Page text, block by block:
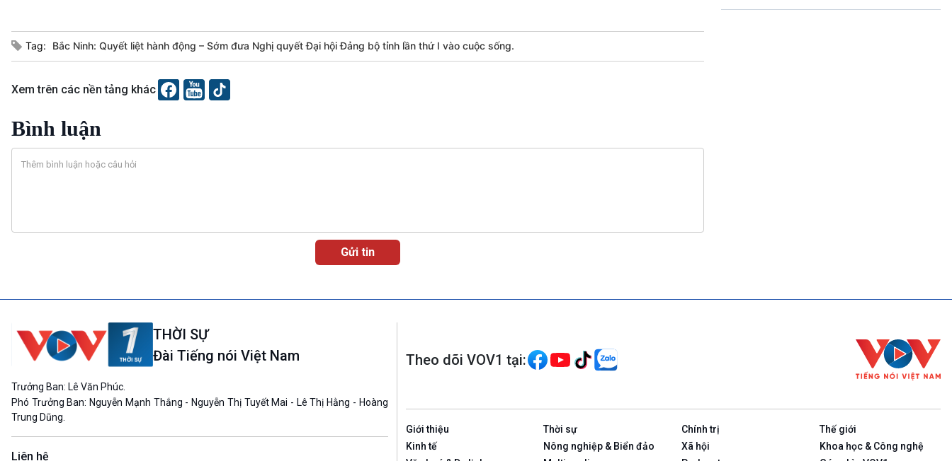
Tag: Bắc Ninh: Quyết liệt hành động – Sớm đưa Nghị quyết Đại hội Đảng bộ tỉnh lần thứ I vào cuộc sống.
Xem trên các nền tảng khác
Bình luận
THỜI SỰ
Đài Tiếng nói Việt Nam
Trưởng Ban: Lê Văn Phúc.
Phó Trưởng Ban: Nguyễn Mạnh Thắng - Nguyễn Thị Tuyết Mai - Lê Thị Hằng - Hoàng
Trung Dũng.
Liên hệ
Theo dõi VOV1 tại:
Giới thiệu Thời sự Chính trị
Thế giới
Kinh tế
Nông nghiệp & Biển đảo Xã hội
Khoa học & Công nghệ